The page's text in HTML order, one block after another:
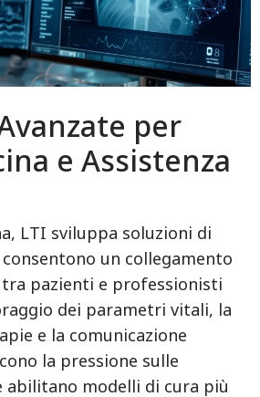
per
e Assistenza
LTI sviluppa soluzioni di
un collegamento
pazienti e professionisti
dei parametri vitali, la
e la comunicazione
la pressione sulle
modelli di cura più